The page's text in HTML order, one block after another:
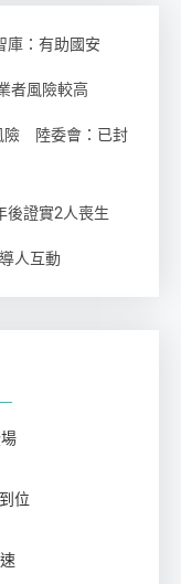
庫：有助國安
者風險較高
險 陸委會：已封
後證實2人喪生
人互動
位